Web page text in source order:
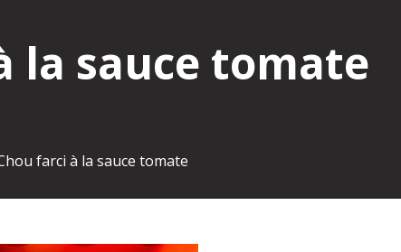
la sauce tomate
farci à la sauce tomate